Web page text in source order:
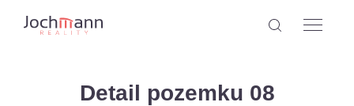
Detail pozemku 08